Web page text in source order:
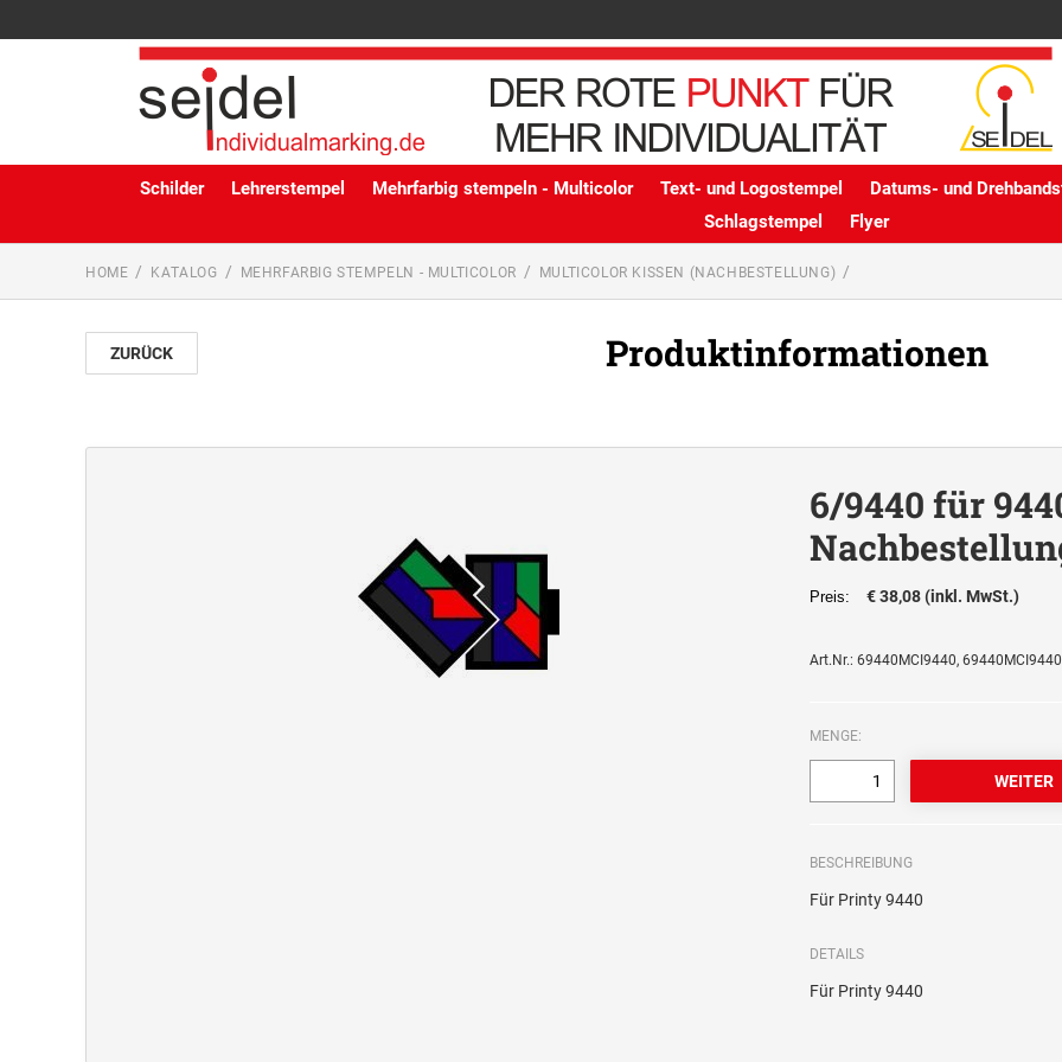
Schilder Lehrerstempel Mehrfarbig stempeln - Multicolor Text- und Logostempel
Datums- und
Schlagstempel
Flyer
HOME KATALOG MEHRFARBIG STEMPELN - MULTICOLOR MULTICOLOR KISSEN (NACHBESTELLUNG)
ZURÜCK Produktinformationen
6/9440 für
Preis: € 38,08 (inkl. MwSt.)
Art.Nr.: 69440MCI9440, 69440MCI9440
MENGE:
BESCHREIBUNG
Für Printy 9440
DETAILS
Für Printy 9440